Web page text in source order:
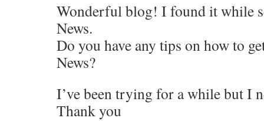
Wonderful blog! I found it while
News.
Do you have any tips on how to
News?
I’ve been trying for a while but I
Thank you